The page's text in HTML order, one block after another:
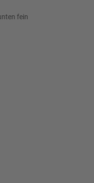
fein